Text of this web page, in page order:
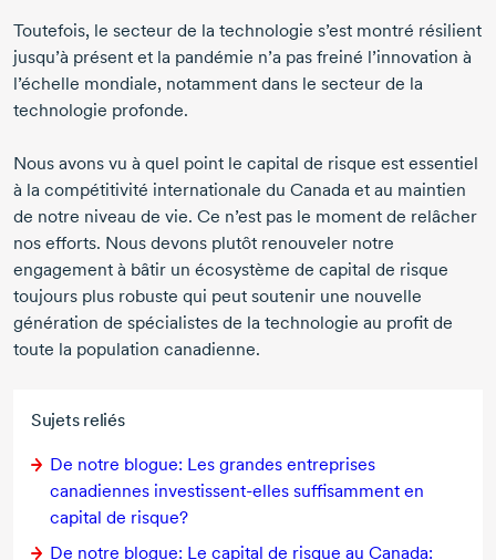
Sujets reliés
De notre blogue: Les grandes entreprises
canadiennes investissent-elles suffisamment en
capital de risque?
De notre blogue: Le capital de risque au Canada:
Toutefois, le secteur de la technologie s’est montré résilient
jusqu’à présent et la pandémie n’a pas freiné l’innovation à
l’échelle mondiale, notamment dans le secteur de la
technologie profonde.
Nous avons vu à quel point le capital de risque est essentiel
à la compétitivité internationale du Canada et au maintien
de notre niveau de vie. Ce n’est pas le moment de relâcher
nos efforts. Nous devons plutôt renouveler notre
engagement à bâtir un écosystème de capital de risque
toujours plus robuste qui peut soutenir une nouvelle
génération de spécialistes de la technologie au profit de
toute la population canadienne.